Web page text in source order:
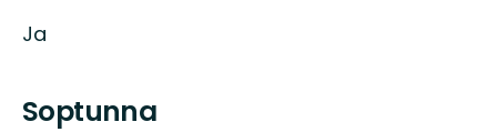
Ja
Soptunna